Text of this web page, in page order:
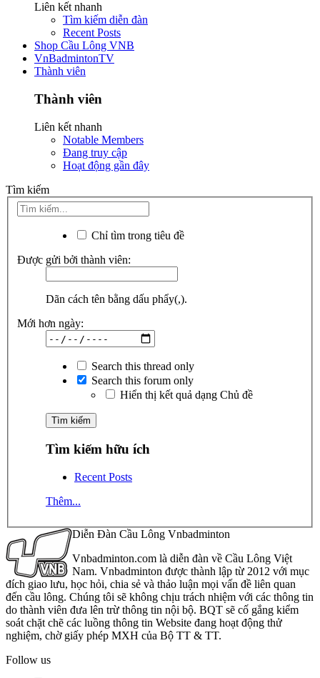
Liên kết nhanh
Tìm kiếm diễn đàn
Recent Posts
Shop Cầu Lông VNB
VnBadmintonTV
Thành viên
Thành viên
Liên kết nhanh
Notable Members
Đang truy cập
Hoạt động gần đây
Tìm kiếm
Chỉ tìm trong tiêu đề
Được gửi bởi thành viên:
Dãn cách tên bằng dấu phẩy(,).
Mới hơn ngày:
Search this thread only
Search this forum only
Hiển thị kết quả dạng Chủ đề
Tìm kiếm hữu ích
Recent Posts
Thêm...
Diễn Đàn Cầu Lông Vnbadminton
Vnbadminton.com là diễn đàn về Cầu Lông Việt
Nam. Vnbadminton được thành lập từ 2012 với mục
đích giao lưu, học hỏi, chia sẻ và thảo luận mọi vấn đề liên quan
đến cầu lông. Chúng tôi sẽ không chịu trách nhiệm với các thông tin
do thành viên đưa lên trừ thông tin nội bộ. BQT sẽ cố gắng kiểm
soát chặt chẽ các luồng thông tin Website đang hoạt động thử
nghiệm, chờ giấy phép MXH của Bộ TT & TT.
Follow us